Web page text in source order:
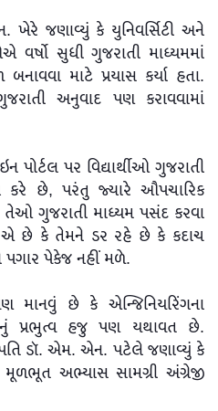
ખેરે જણાવ્યું કે યુનિવર્સિટી અને
વર્ષો સુધી ગુજરાતી માધ્યમમાં
માટે પ્રયાસ કર્યા હતા.
અનુવાદ પણ કરાવવામાં
પર વિદ્યાર્થીઓ ગુજરાતી
કરે છે, પરંતુ જ્યારે ઔપચારિક
ગુજરાતી માધ્યમ પસંદ કરવા
એ છે કે તેમને ડર રહે છે કે કદાચ
પગાર પેકેજ નહીં મળે.
માનવું છે કે એન્જિનિયરિંગના
પ્રભુત્વ હજુ પણ યથાવત છે.
ડૉ. એમ. એન. પટેલે જણાવ્યું કે
મૂળભૂત અભ્યાસ સામગ્રી અંગ્રેજી